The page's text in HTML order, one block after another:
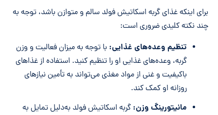
برای اینکه غذای گربه اسکاتیش فولد سالم و متوازن باشد، توجه به
چند نکته کلیدی ضروری است:
تنظیم وعده‌های غذایی: با توجه به میزان فعالیت و وزن
گربه، وعده‌های غذایی او را تنظیم کنید. استفاده از غذاهای
باکیفیت و غنی از مواد مغذی می‌تواند به تأمین نیازهای
روزانه او کمک کند.
مانیتورینگ وزن: گربه اسکاتیش فولد به‌دلیل تمایل به